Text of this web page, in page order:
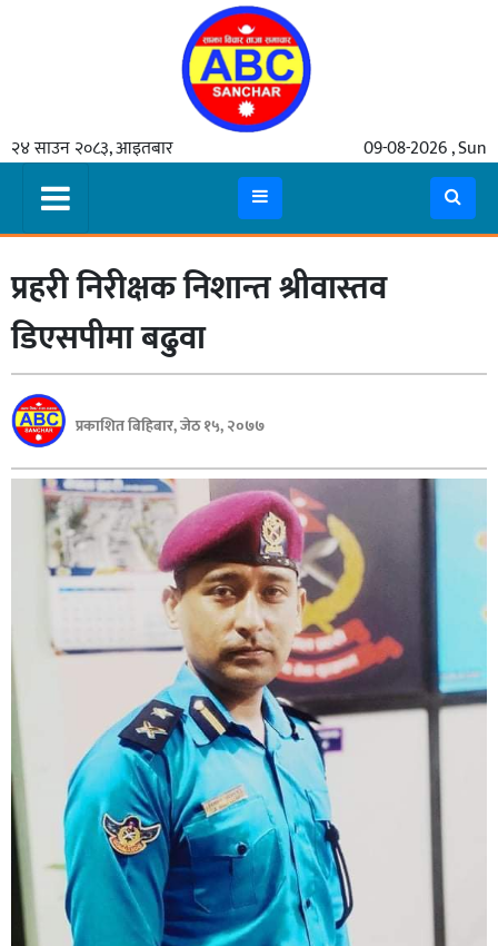
२४ साउन २०८३, आइतबार 09-08-2026 , Sun
समाचार
मुख्य
समाचार
कुटनीती
अर्थ
रसरङ्ग
यौन/
स्वास्थ्य
भिडियो
बिशेष
भिडियो
अचम्म
दुनिया
बिचार
कुराकानी
जीवनशैली
प्रहरी निरीक्षक निशान्त श्रीवास्तव
डिएसपीमा बढुवा
प्रकाशित बिहिबार, जेठ १५, २०७७